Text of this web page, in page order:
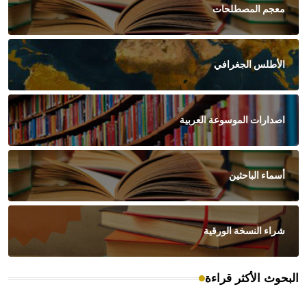
معجم المصطلحات
الأطلس الجغرافي
اصدارات الموسوعة العربية
أسماء الباحثين
شراء النسخة الورقية
البحوث الأكثر قراءة